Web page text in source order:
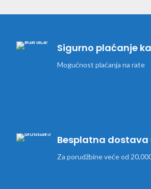
Sigurno plaćanje
Mogućnost plaćanja na rate
Besplatna dostava
Za porudžbine veće od